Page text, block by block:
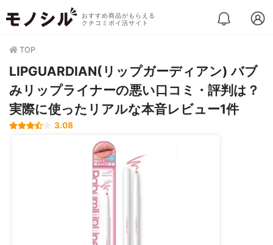
おすすめ商品がもらえる
クチコミポイ活サイト
TOP
LIPGUARDIAN(リップガーディアン) バブ
みリップライナーの悪い口コミ・評判は？
実際に使ったリアルな本音レビュー1件
3.08